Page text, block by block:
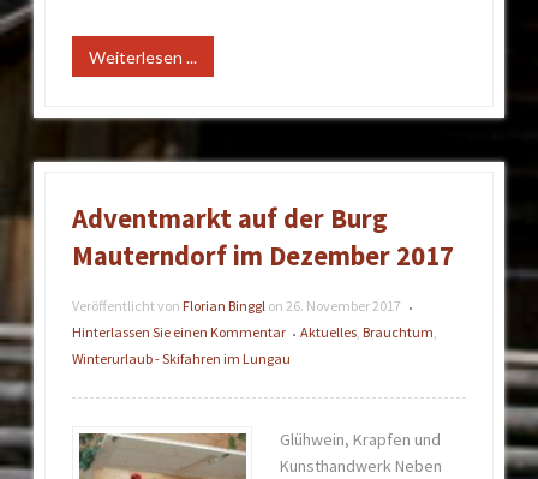
Weiterlesen ...
Adventmarkt auf der Burg
Mauterndorf im Dezember 2017
Veröffentlicht von Florian Binggl on 26. November 2017 •
Hinterlassen Sie einen Kommentar • Aktuelles Brauchtum
Winterurlaub - Skifahren im Lungau
Glühwein, Krapfen und
Kunsthandwerk Neben